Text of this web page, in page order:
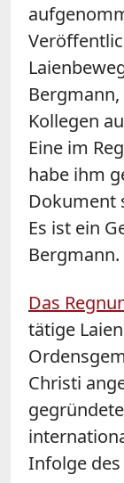
Kollegen
Eine im
habe ihm
Dokument
Es ist ein
Bergmann.
Das
tätige
Christi
Infolge